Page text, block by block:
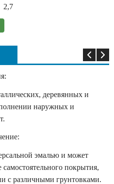
2,7
деревянных и
наружных и
эмалью и может
самостоятельного покрытия,
с различными грунтовками.